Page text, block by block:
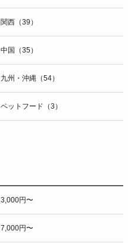
関西（39）
中国（35）
九州・沖縄（54）
ペットフード（3）
3,000円〜
7,000円〜